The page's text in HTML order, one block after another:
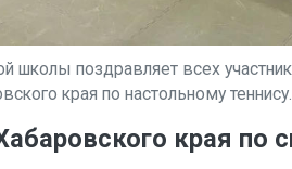
школы поздравляет всех
края по настольному теннису.
края по